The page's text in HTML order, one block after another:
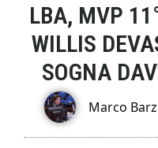
LBA, MVP
WILLIS
SOGNA
Marco